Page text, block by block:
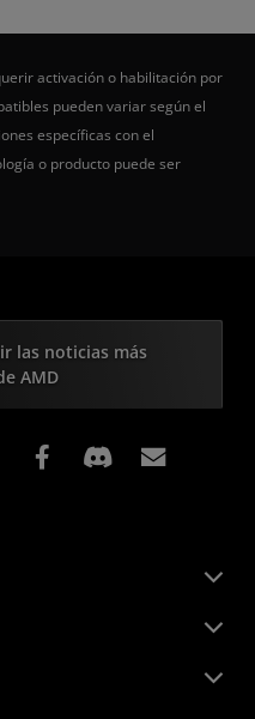
activación o habilitación por
pueden variar según el
específicas con el
o producto puede ser
las noticias más
AMD
Facebook